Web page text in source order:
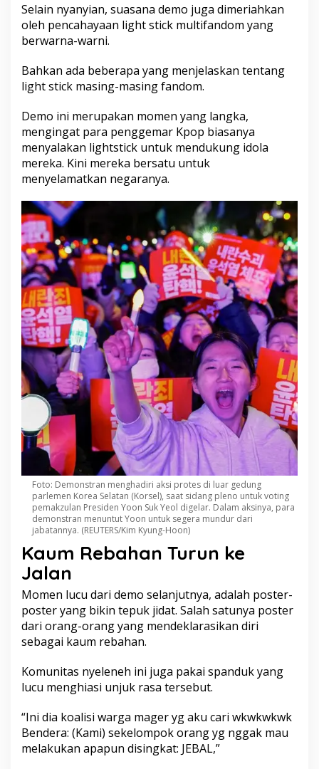
Selain nyanyian, suasana demo juga dimeriahkan
oleh pencahayaan light stick multifandom yang
berwarna-warni.
Bahkan ada beberapa yang menjelaskan tentang
light stick masing-masing fandom.
Demo ini merupakan momen yang langka,
mengingat para penggemar Kpop biasanya
menyalakan lightstick untuk mendukung idola
mereka. Kini mereka bersatu untuk
menyelamatkan negaranya.
Foto: Demonstran menghadiri aksi protes di luar gedung
parlemen Korea Selatan (Korsel), saat sidang pleno untuk voting
pemakzulan Presiden Yoon Suk Yeol digelar. Dalam aksinya, para
demonstran menuntut Yoon untuk segera mundur dari
jabatannya. (REUTERS/Kim Kyung-Hoon)
Kaum Rebahan Turun ke
Jalan
Momen lucu dari demo selanjutnya, adalah poster-
poster yang bikin tepuk jidat. Salah satunya poster
dari orang-orang yang mendeklarasikan diri
sebagai kaum rebahan.
Komunitas nyeleneh ini juga pakai spanduk yang
lucu menghiasi unjuk rasa tersebut.
“Ini dia koalisi warga mager yg aku cari wkwkwkwk
Bendera: (Kami) sekelompok orang yg nggak mau
melakukan apapun disingkat: JEBAL,”